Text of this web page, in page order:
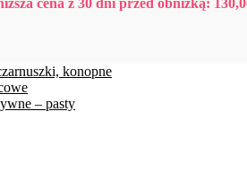
konopne
– pasty